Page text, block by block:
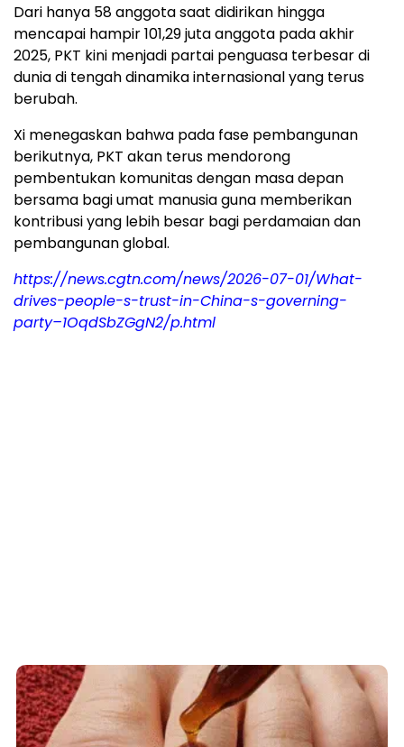
Dari hanya 58 anggota saat didirikan hingga
mencapai hampir 101,29 juta anggota pada akhir
2025, PKT kini menjadi partai penguasa terbesar di
dunia di tengah dinamika internasional yang terus
berubah.
Xi menegaskan bahwa pada fase pembangunan
berikutnya, PKT akan terus mendorong
pembentukan komunitas dengan masa depan
bersama bagi umat manusia guna memberikan
kontribusi yang lebih besar bagi perdamaian dan
pembangunan global.
https://news.cgtn.com/news/2026-07-01/What-
drives-people-s-trust-in-China-s-governing-
party–1OqdSbZGgN2/p.html